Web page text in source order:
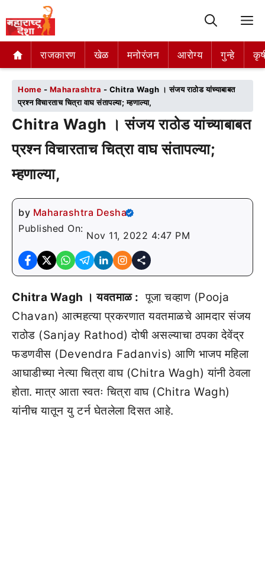
राजकारण खेळ मनोरंजन आरोग्य गुन्हे
राजकारण खेळ मनोरंजन आरोग्य गुन्हे
Home - Maharashtra - Chitra Wagh । संजय राठोड यांच्याबाबत
प्रश्न विचारताच चित्रा वाघ संतापल्या; म्हणाल्या,
Chitra Wagh । संजय राठोड यांच्याबाबत
प्रश्न विचारताच चित्रा वाघ संतापल्या;
म्हणाल्या,
by Maharashtra Desha
Published On:
Nov 11, 2022 4:47 PM
Chitra Wagh । यवतमाळ : पूजा चव्हाण (Pooja
Chavan) आत्महत्या प्रकरणात यवतमाळचे आमदार संजय
राठोड (Sanjay Rathod) दोषी असल्याचा ठपका देवेंद्र
फडणवीस (Devendra Fadanvis) आणि भाजप महिला
आघाडीच्या नेत्या चित्रा वाघ (Chitra Wagh) यांनी ठेवला
होता. मात्र आता स्वतः चित्रा वाघ (Chitra Wagh)
यांनीच यातून यु टर्न घेतलेला दिसत आहे.